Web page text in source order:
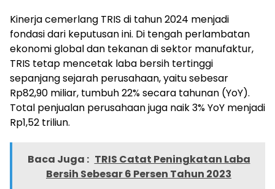
Kinerja cemerlang TRIS di tahun 2024 menjadi
fondasi dari keputusan ini. Di tengah perlambatan
ekonomi global dan tekanan di sektor manufaktur,
TRIS tetap mencetak laba bersih tertinggi
sepanjang sejarah perusahaan, yaitu sebesar
Rp82,90 miliar, tumbuh 22% secara tahunan (YoY).
Total penjualan perusahaan juga naik 3% YoY menjadi
Rp1,52 triliun.
Baca Juga : TRIS Catat Peningkatan Laba
Bersih Sebesar 6 Persen Tahun 2023